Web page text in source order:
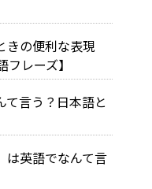
きの便利な表現
レーズ】
て言う？日本語と
は英語でなんて言